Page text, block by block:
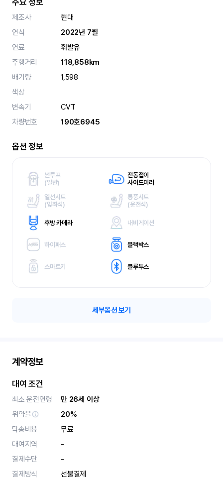
주요 정보
제조사
현대
연식
2022년 7월
연료
휘발유
주행거리
118,858km
배기량
1,598
색상
변속기
CVT
차량번호
190호6945
옵션 정보
썬루프
(일반)
전동접이
사이드미러
열선시트
(앞좌석)
통풍시트
(운전석)
후방 카메라 내비게이션
하이패스 블랙박스
스마트키 블루투스
세부옵션 보기
계약정보
대여 조건
최소 운전연령
만 26세 이상
위약율
20%
탁송비용
무료
대여지역
-
결제수단
-
결제방식
선불결제